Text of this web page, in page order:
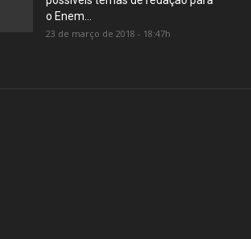
o Enem...
23 de março de 2018 - 18:47h